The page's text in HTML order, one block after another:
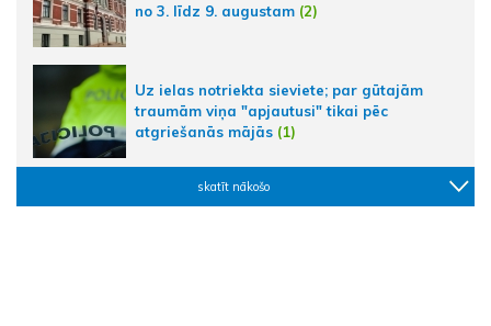
no 3. līdz 9. augustam (2)
Uz ielas notriekta sieviete; par gūtajām
traumām viņa "apjautusi" tikai pēc
atgriešanās mājās (1)
skatīt nākošo